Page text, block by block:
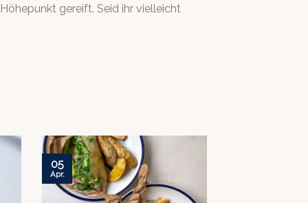
gereift. Seid ihr vielleicht
05
Apr.